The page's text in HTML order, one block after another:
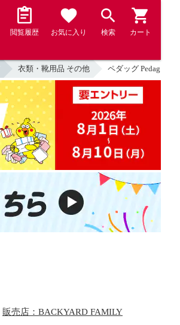
閲覧履歴 お気に入り 検索 カート
衣類・靴用品 その他 ペダッグ Pedag
販売店：BACKYARD FAMILY